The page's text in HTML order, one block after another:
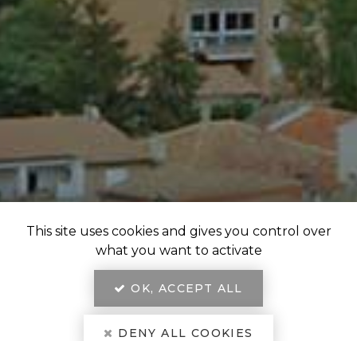
This site uses cookies and gives you control over
what you want to activate
OK, ACCEPT ALL
DENY ALL COOKIES